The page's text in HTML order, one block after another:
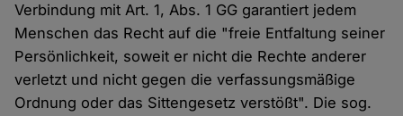
Verbindung mit Art. 1, Abs. 1 GG garantiert jedem
Menschen das Recht auf die "freie Entfaltung seiner
Persönlichkeit, soweit er nicht die Rechte anderer
verletzt und nicht gegen die verfassungsmäßige
Ordnung oder das Sittengesetz verstößt". Die sog.